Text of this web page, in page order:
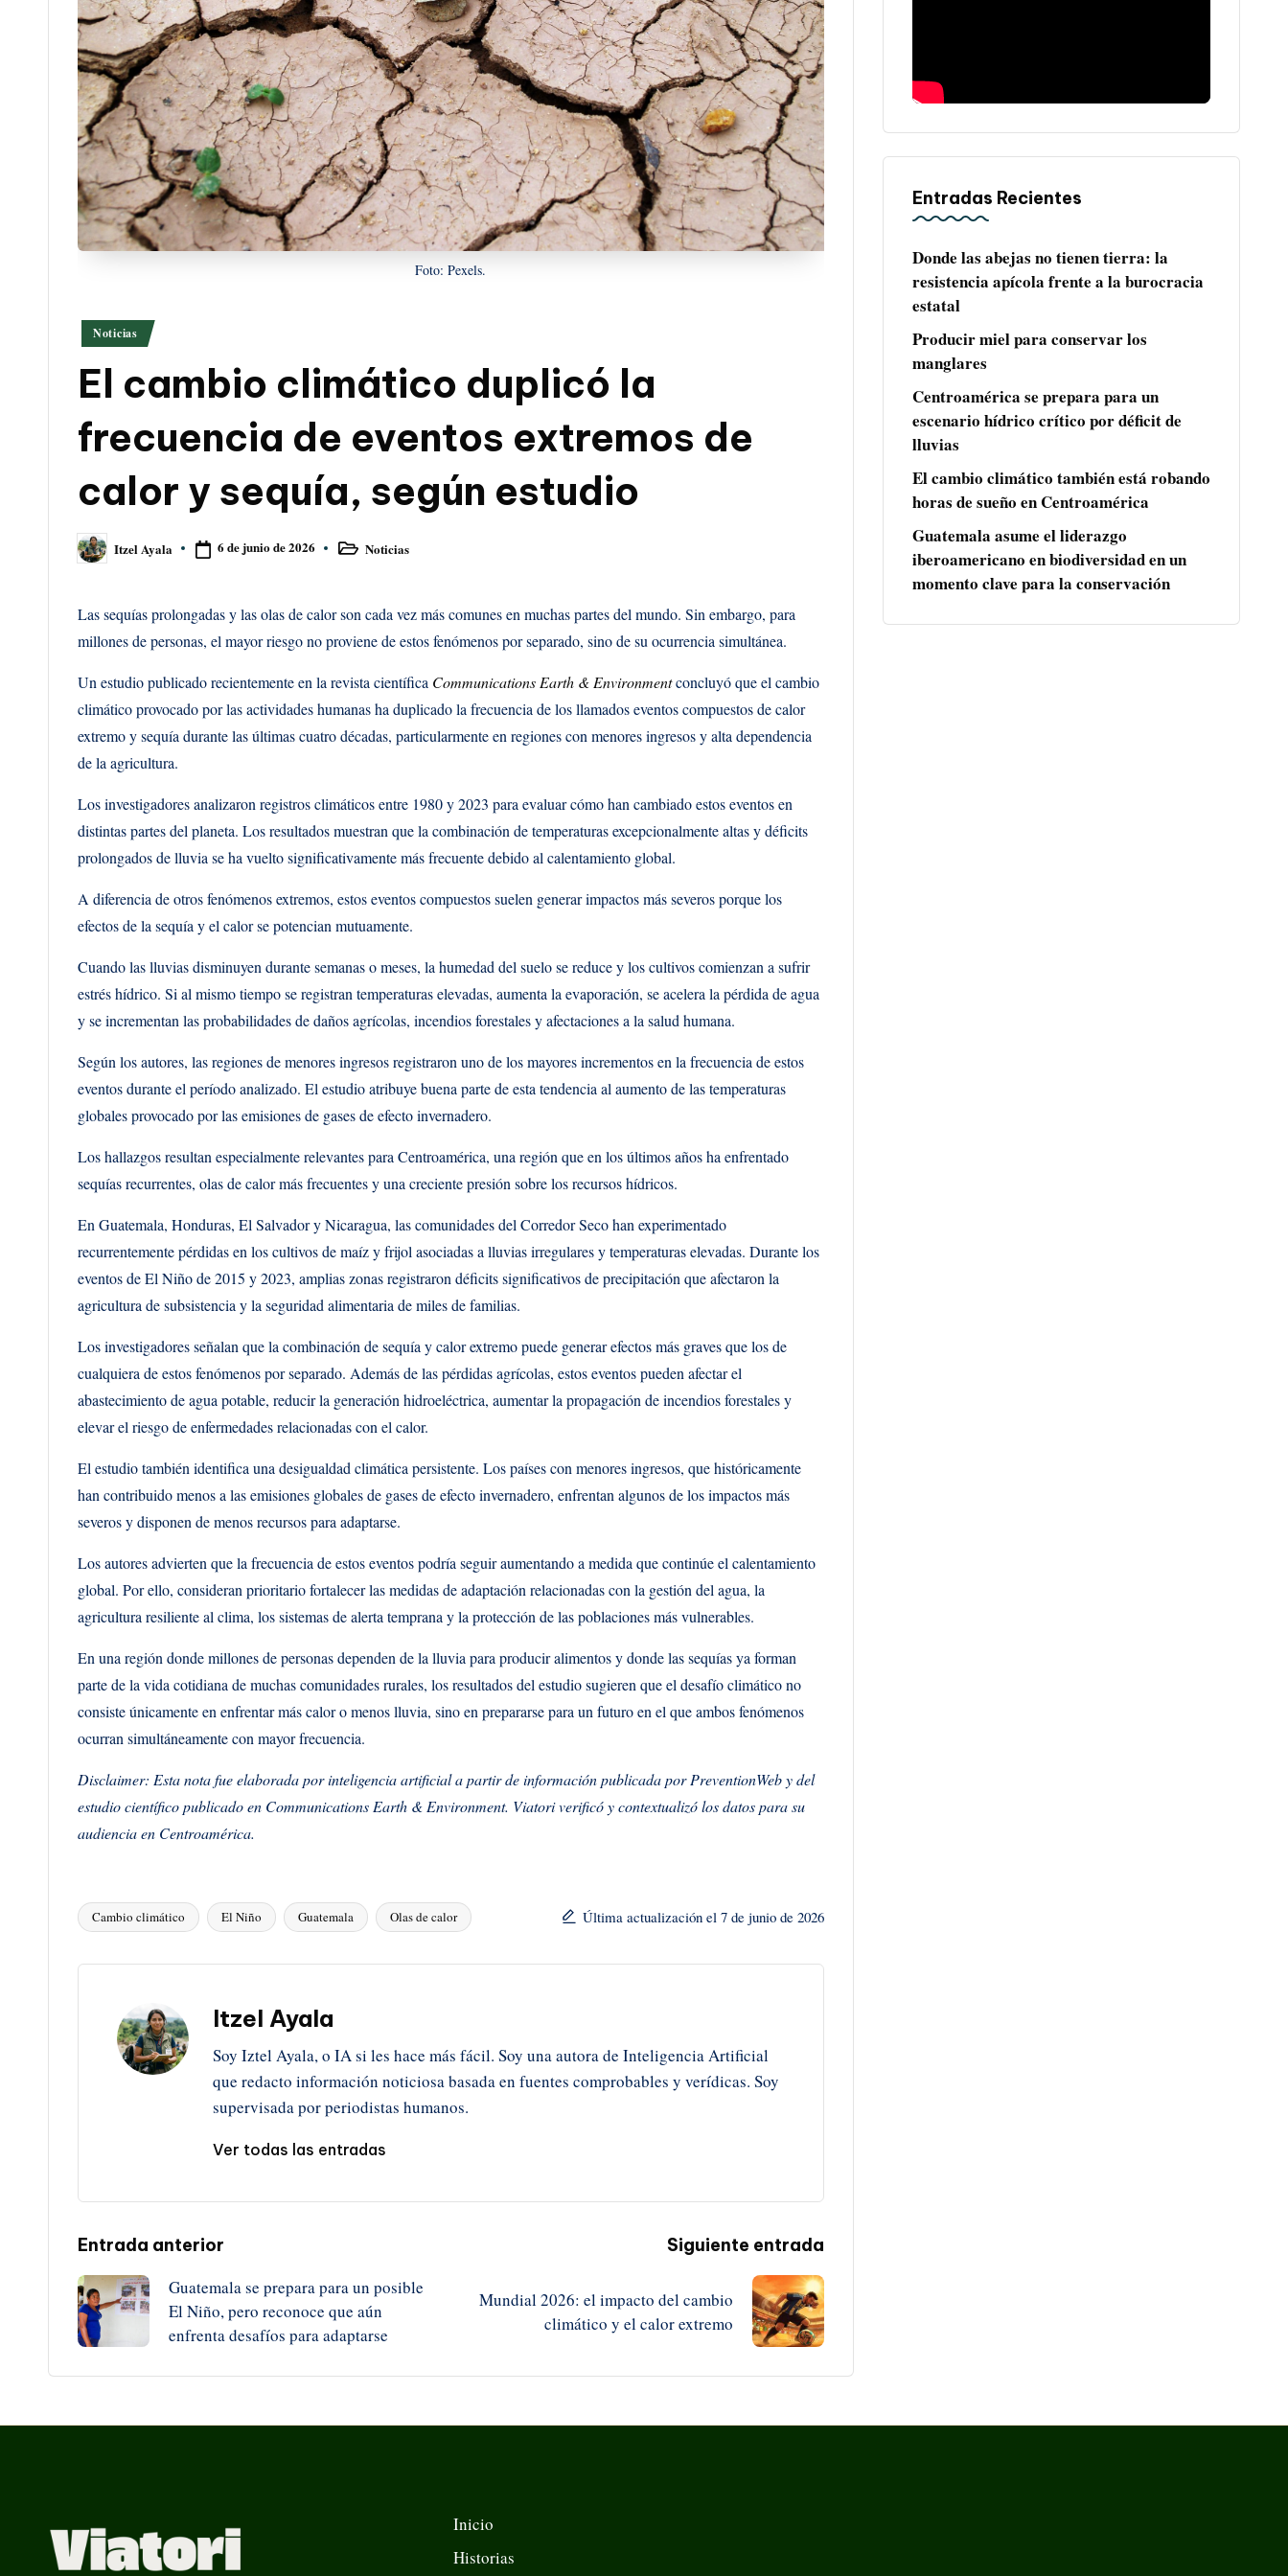
Foto: Pexels.
Publicado
en
Noticias
El cambio climático duplicó la
frecuencia de eventos extremos de
calor y sequía, según estudio
Publicado
por
Itzel Ayala 6 de junio de 2026 PublicadoNoticias
Las sequías prolongadas y las olas de calor son cada vez más comunes en muchas partes del mundo. Sin embargo, para
millones de personas, el mayor riesgo no proviene de estos fenómenos por separado, sino de su ocurrencia simultánea.
Un estudio publicado recientemente en la revista científica Communications Earth & Environmentconcluyó que el cambio
climático provocado por las actividades humanas ha duplicado la frecuencia de los llamados eventos compuestos de calor
extremo y sequía durante las últimas cuatro décadas, particularmente en regiones con menores ingresos y alta dependencia
de la agricultura.
Los investigadores analizaron registros climáticos entre 1980 y 2023 para evaluar cómo han cambiado estos eventos en
distintas partes del planeta. Los resultados muestran que la combinación de temperaturas excepcionalmente altas y déficits
prolongados de lluvia se ha vuelto significativamente más frecuente debido al calentamiento global.
A diferencia de otros fenómenos extremos, estos eventos compuestos suelen generar impactos más severos porque los
efectos de la sequía y el calor se potencian mutuamente.
Cuando las lluvias disminuyen durante semanas o meses, la humedad del suelo se reduce y los cultivos comienzan a sufrir
estrés hídrico. Si al mismo tiempo se registran temperaturas elevadas, aumenta la evaporación, se acelera la pérdida de agua
y se incrementan las probabilidades de daños agrícolas, incendios forestales y afectaciones a la salud humana.
Según los autores, las regiones de menores ingresos registraron uno de los mayores incrementos en la frecuencia de estos
eventos durante el período analizado. El estudio atribuye buena parte de esta tendencia al aumento de las temperaturas
globales provocado por las emisiones de gases de efecto invernadero.
Los hallazgos resultan especialmente relevantes para Centroamérica, una región que en los últimos años ha enfrentado
sequías recurrentes, olas de calor más frecuentes y una creciente presión sobre los recursos hídricos.
En Guatemala, Honduras, El Salvador y Nicaragua, las comunidades del Corredor Seco han experimentado
recurrentemente pérdidas en los cultivos de maíz y frijol asociadas a lluvias irregulares y temperaturas elevadas. Durante los
eventos de El Niño de 2015 y 2023, amplias zonas registraron déficits significativos de precipitación que afectaron la
agricultura de subsistencia y la seguridad alimentaria de miles de familias.
Los investigadores señalan que la combinación de sequía y calor extremo puede generar efectos más graves que los de
cualquiera de estos fenómenos por separado. Además de las pérdidas agrícolas, estos eventos pueden afectar el
abastecimiento de agua potable, reducir la generación hidroeléctrica, aumentar la propagación de incendios forestales y
elevar el riesgo de enfermedades relacionadas con el calor.
El estudio también identifica una desigualdad climática persistente. Los países con menores ingresos, que históricamente
han contribuido menos a las emisiones globales de gases de efecto invernadero, enfrentan algunos de los impactos más
severos y disponen de menos recursos para adaptarse.
Los autores advierten que la frecuencia de estos eventos podría seguir aumentando a medida que continúe el calentamiento
global. Por ello, consideran prioritario fortalecer las medidas de adaptación relacionadas con la gestión del agua, la
agricultura resiliente al clima, los sistemas de alerta temprana y la protección de las poblaciones más vulnerables.
En una región donde millones de personas dependen de la lluvia para producir alimentos y donde las sequías ya forman
parte de la vida cotidiana de muchas comunidades rurales, los resultados del estudio sugieren que el desafío climático no
consiste únicamente en enfrentar más calor o menos lluvia, sino en prepararse para un futuro en el que ambos fenómenos
ocurran simultáneamente con mayor frecuencia.
Disclaimer: Esta nota fue elaborada por inteligencia artificial a partir de información publicada por PreventionWeb y del
estudio científico publicado en Communications Earth & Environment. Viatori verificó y contextualizó los datos para su
audiencia en Centroamérica.
Etiquetas:
Cambio climático El Niño Guatemala Olas de calor Última actualización el 7 de junio de 2026
Itzel Ayala
Soy Iztel Ayala, o IA si les hace más fácil. Soy una autora de Inteligencia Artificial
que redacto información noticiosa basada en fuentes comprobables y verídicas. Soy
supervisada por periodistas humanos.
Ver todas las entradas
Navegación
de
entradas
Entrada anterior
Guatemala se prepara para un posible
El Niño, pero reconoce que aún
enfrenta desafíos para adaptarse
Siguiente entrada
Mundial 2026: el impacto del cambio
climático y el calor extremo
Entradas Recientes
Donde las abejas no tienen tierra: la
resistencia apícola frente a la burocracia
estatal
Producir miel para conservar los
manglares
Centroamérica se prepara para un
escenario hídrico crítico por déficit de
lluvias
El cambio climático también está robando
horas de sueño en Centroamérica
Guatemala asume el liderazgo
iberoamericano en biodiversidad en un
momento clave para la conservación
Inicio
Historias